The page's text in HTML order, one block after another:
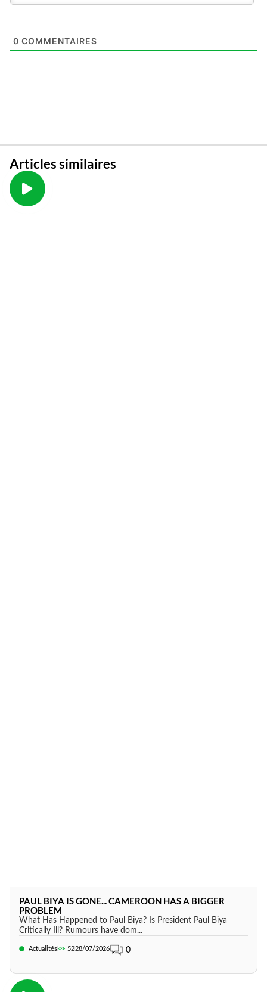
0 COMMENTAIRES
Articles similaires
PAUL BIYA IS GONE... CAMEROON HAS A BIGGER
PROBLEM
What Has Happened to Paul Biya? Is President Paul Biya
Critically Ill? Rumours have dom...
Actualités 5228/07/2026 0